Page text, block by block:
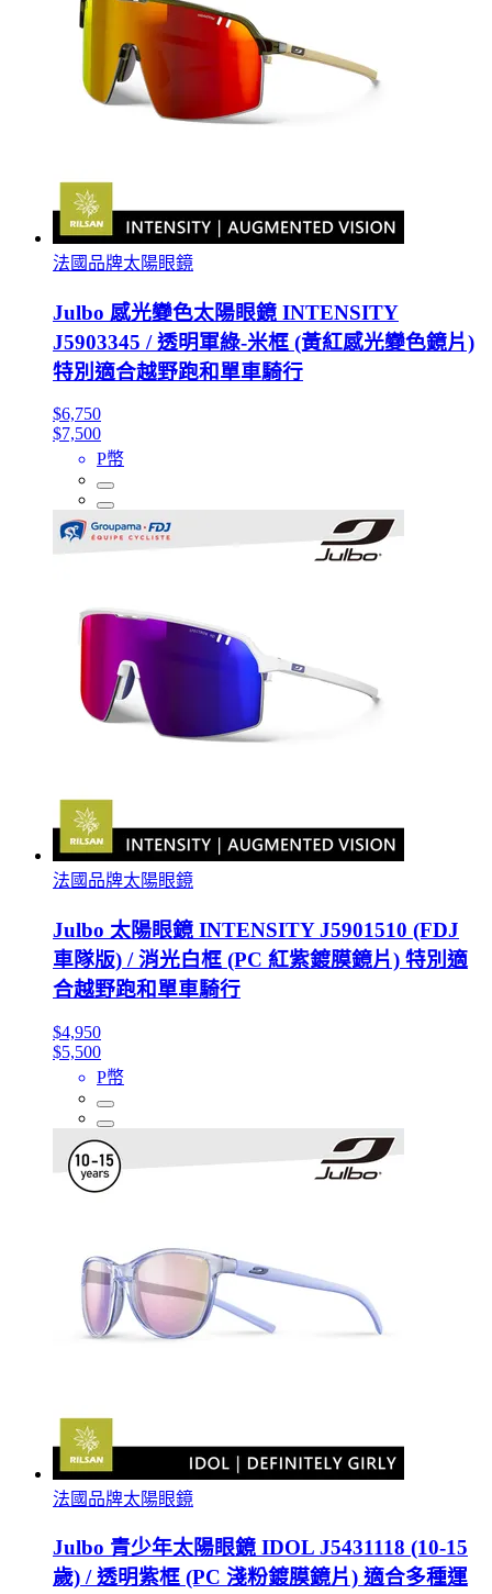
法國品牌太陽眼鏡
Julbo 感光變色太陽眼鏡 INTENSITY
J5903345 / 透明軍綠-米框 (黃紅感光變色鏡片)
特別適合越野跑和單車騎行
$6,750
$7,500
P幣
法國品牌太陽眼鏡
Julbo 太陽眼鏡 INTENSITY J5901510 (FDJ
車隊版) / 消光白框 (PC 紅紫鍍膜鏡片) 特別適
合越野跑和單車騎行
$4,950
$5,500
P幣
法國品牌太陽眼鏡
Julbo 青少年太陽眼鏡 IDOL J5431118 (10-15
歲) / 透明紫框 (PC 淺粉鍍膜鏡片) 適合多種運